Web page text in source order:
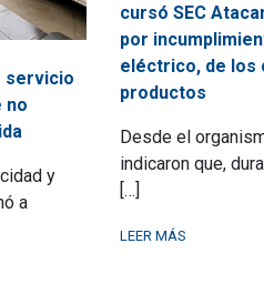
servicio
no
y
a
cursó SEC
por
eléctrico, de los
productos
Desde el
indicaron que,
[…]
LEER MÁS